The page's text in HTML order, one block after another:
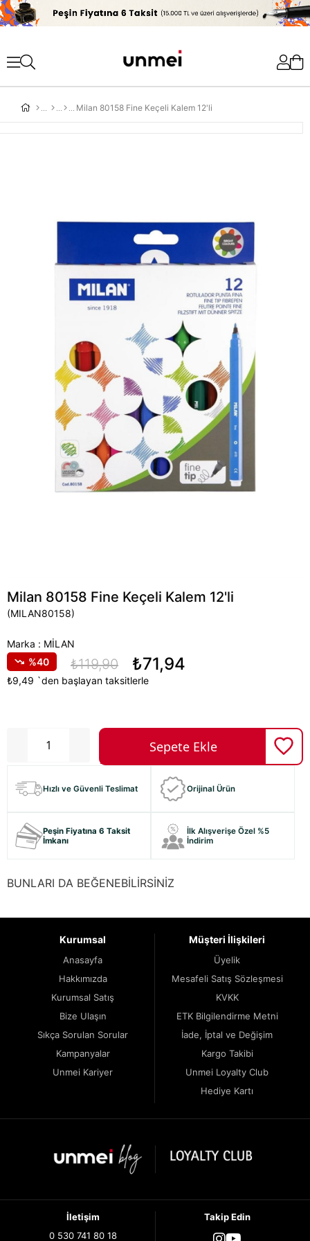
'
Milan 80158 Fine Keçeli Kalem 12'li
Milan 80158 Fine Keçeli Kalem 12'li
(MILAN80158)
Marka : MİLAN
40
₺119,90 ₺71,94
₺9,49 `den başlayan taksitlerle
Hızlı ve Güvenli Teslimat Orijinal Ürün
Peşin Fiyatına 6 Taksit
İmkanı
İlk Alışverişe Özel %5
İndirim
BUNLARI DA BEĞENEBİLİRSİNİZ
Kurumsal
Anasayfa
Hakkımızda
Kurumsal Satış
Bize Ulaşın
Sıkça Sorulan Sorular
Kampanyalar
Unmei Kariyer
Müşteri İlişkileri
Üyelik
Mesafeli Satış Sözleşmesi
KVKK
ETK Bilgilendirme Metni
İade, İptal ve Değişim
Kargo Takibi
Unmei Loyalty Club
Hediye Kartı
İletişim
0 530 741 80 18
Takip Edin